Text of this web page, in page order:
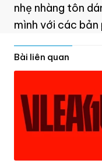
nhẹ nhàng tôn
mình với các bản
Bài liên quan